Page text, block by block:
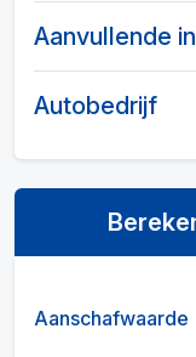
Aanvullende
Autobedrijf
Aanschafwaarde